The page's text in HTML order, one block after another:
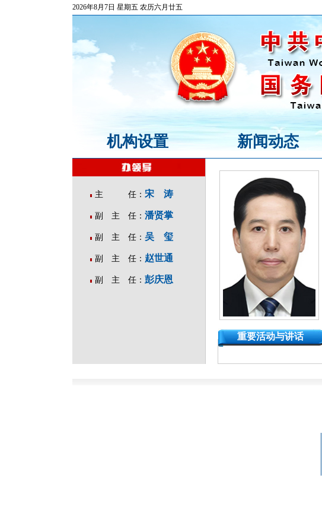
2026年8月7日 星期五 农历六月廿五
机构设置 新闻动态
主 任： 宋涛
副 主 任： 潘贤掌
副 主 任： 吴玺
副 主 任： 赵世通
副 主 任： 彭庆恩
重要活动与讲话